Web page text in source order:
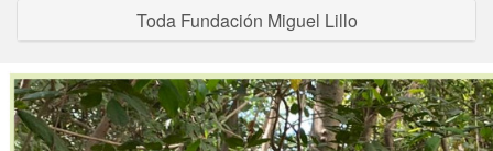
Toda Fundación Miguel Lillo